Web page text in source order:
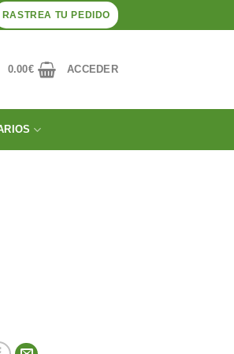
RASTREA TU PEDIDO
0.00€ ACCEDER